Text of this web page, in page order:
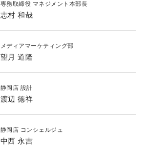
専務取締役 マネジメント本部長
志村 和哉
メディアマーケティング部
望月 道隆
静岡店 設計
渡辺 徳祥
静岡店 コンシェルジュ
中西 永吉